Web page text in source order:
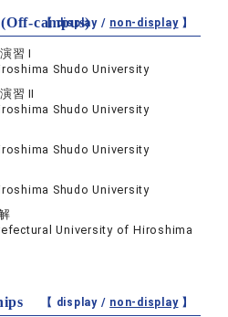
campus)
【 display / non-display】
習 Ⅰ
Shudo University
習 Ⅱ
Shudo University
Shudo University
Shudo University
University of Hiroshima
【 display / non-display】